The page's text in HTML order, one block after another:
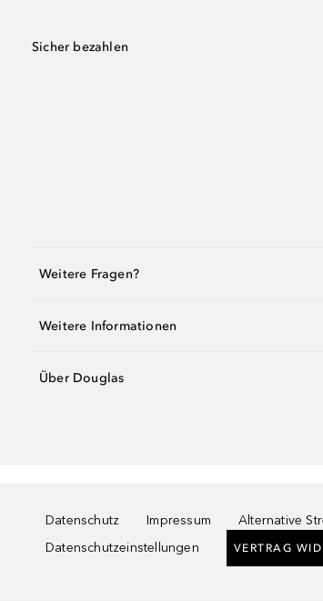
Sicher bezahlen
Weitere Fragen?
Weitere Informationen
Über Douglas
Datenschutz Impressum Alternative
Datenschutzeinstellungen
VERTRAG